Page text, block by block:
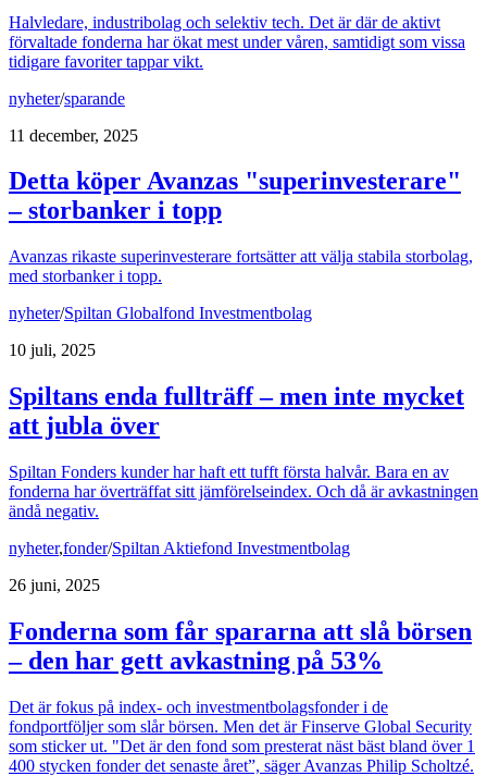
Halvledare, industribolag och selektiv tech. Det är där de aktivt
förvaltade fonderna har ökat mest under våren, samtidigt som vissa
tidigare favoriter tappar vikt.
nyheter/sparande
11 december, 2025
Detta köper Avanzas "superinvesterare"
– storbanker i topp
Avanzas rikaste superinvesterare fortsätter att välja stabila storbolag,
med storbanker i topp.
nyheter/Spiltan Globalfond Investmentbolag
10 juli, 2025
Spiltans enda fullträff – men inte mycket
att jubla över
Spiltan Fonders kunder har haft ett tufft första halvår. Bara en av
fonderna har överträffat sitt jämförelseindex. Och då är avkastningen
ändå negativ.
nyheter,fonder/Spiltan Aktiefond Investmentbolag
26 juni, 2025
Fonderna som får spararna att slå börsen
– den har gett avkastning på 53%
Det är fokus på index- och investmentbolagsfonder i de
fondportföljer som slår börsen. Men det är Finserve Global Security
som sticker ut. "Det är den fond som presterat näst bäst bland över 1
400 stycken fonder det senaste året”, säger Avanzas Philip Scholtzé.